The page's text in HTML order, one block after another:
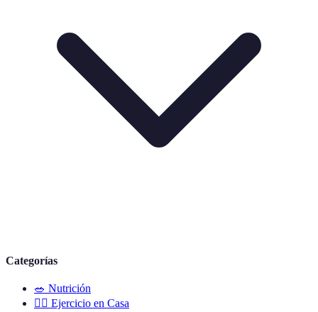
Categorías
🥗 Nutrición
🏋️‍♀️ Ejercicio en Casa